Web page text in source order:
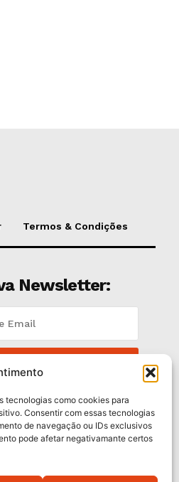
tecnologias como cookies para
Consentir com essas tecnologias
de navegação ou IDs exclusivos
pode afetar negativamante certos
Termos & Condições
Newsletter:
aPolítica de Privacidade .